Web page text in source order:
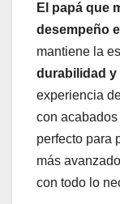
El papá que
desempeño
mantiene la
durabilidad y
experiencia
con
perfecto para
más
con todo lo